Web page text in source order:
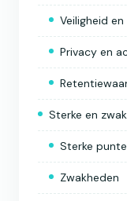
Veiligheid
Privacy en
Sterke en
Sterke
Zwakheden